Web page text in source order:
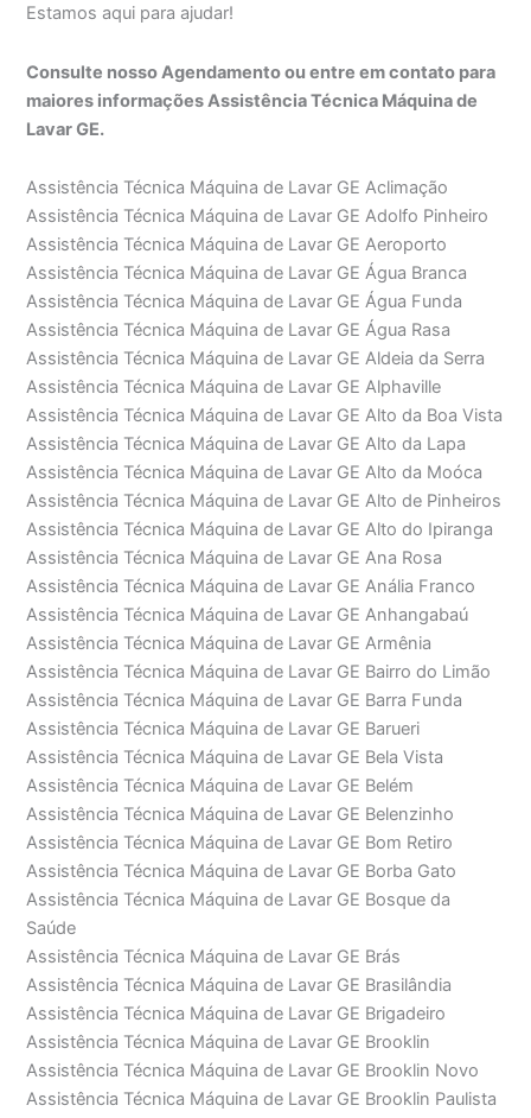
Estamos aqui para ajudar!
Consulte nosso Agendamento ou entre em contato para
maiores informações Assistência Técnica Máquina de
Lavar GE.
Assistência Técnica Máquina de Lavar GE Aclimação
Assistência Técnica Máquina de Lavar GE Adolfo Pinheiro
Assistência Técnica Máquina de Lavar GE Aeroporto
Assistência Técnica Máquina de Lavar GE Água Branca
Assistência Técnica Máquina de Lavar GE Água Funda
Assistência Técnica Máquina de Lavar GE Água Rasa
Assistência Técnica Máquina de Lavar GE Aldeia da Serra
Assistência Técnica Máquina de Lavar GE Alphaville
Assistência Técnica Máquina de Lavar GE Alto da Boa Vista
Assistência Técnica Máquina de Lavar GE Alto da Lapa
Assistência Técnica Máquina de Lavar GE Alto da Moóca
Assistência Técnica Máquina de Lavar GE Alto de Pinheiros
Assistência Técnica Máquina de Lavar GE Alto do Ipiranga
Assistência Técnica Máquina de Lavar GE Ana Rosa
Assistência Técnica Máquina de Lavar GE Anália Franco
Assistência Técnica Máquina de Lavar GE Anhangabaú
Assistência Técnica Máquina de Lavar GE Armênia
Assistência Técnica Máquina de Lavar GE Bairro do Limão
Assistência Técnica Máquina de Lavar GE Barra Funda
Assistência Técnica Máquina de Lavar GE Barueri
Assistência Técnica Máquina de Lavar GE Bela Vista
Assistência Técnica Máquina de Lavar GE Belém
Assistência Técnica Máquina de Lavar GE Belenzinho
Assistência Técnica Máquina de Lavar GE Bom Retiro
Assistência Técnica Máquina de Lavar GE Borba Gato
Assistência Técnica Máquina de Lavar GE Bosque da
Saúde
Assistência Técnica Máquina de Lavar GE Brás
Assistência Técnica Máquina de Lavar GE Brasilândia
Assistência Técnica Máquina de Lavar GE Brigadeiro
Assistência Técnica Máquina de Lavar GE Brooklin
Assistência Técnica Máquina de Lavar GE Brooklin Novo
Assistência Técnica Máquina de Lavar GE Brooklin Paulista